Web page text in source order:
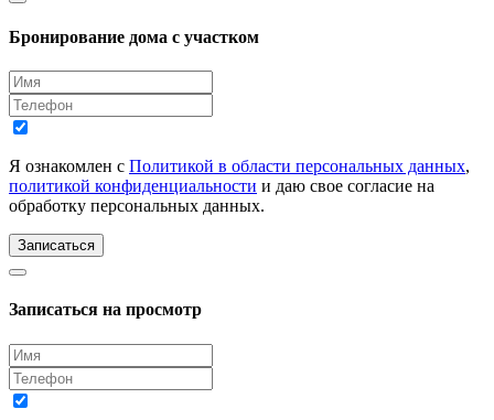
Бронирование дома с участком
Я ознакомлен с Политикой в области персональных данных,
политикой конфиденциальности и даю свое согласие на
обработку персональных данных.
Записаться
Записаться на просмотр